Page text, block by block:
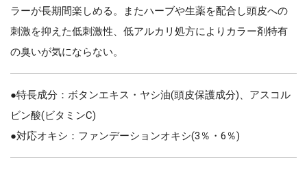
ラーが長期間楽しめる。またハーブや生薬を配合し頭皮への
刺激を抑えた低刺激性、低アルカリ処方によりカラー剤特有
の臭いが気にならない。
●特長成分：ボタンエキス・ヤシ油(頭皮保護成分)、アスコル
ビン酸(ビタミンC)
●対応オキシ：ファンデーションオキシ(3％・6％)